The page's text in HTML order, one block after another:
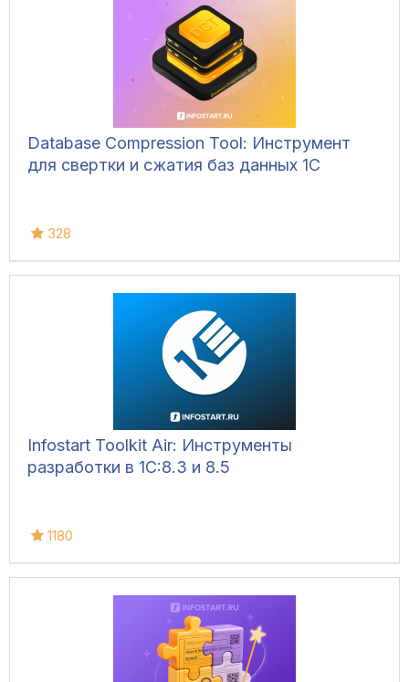
Database Compression Tool: Инструмент
для свертки и сжатия баз данных 1С
328
Infostart Toolkit Air: Инструменты
разработки в 1С:8.3 и 8.5
1180